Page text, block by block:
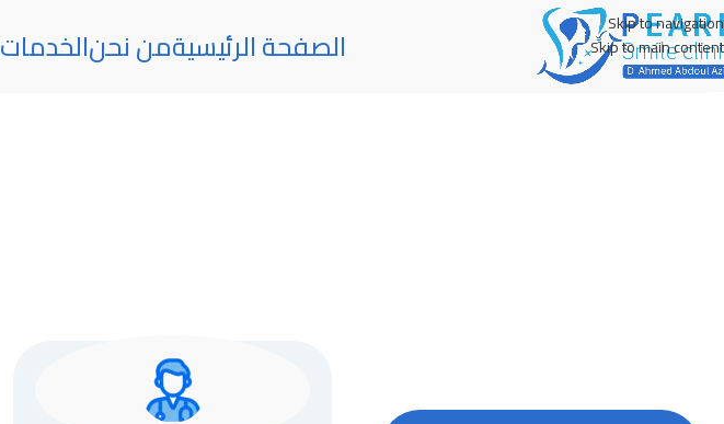
Skip to navigation
Skip to main content
الصفحة الرئيسيةمن نحنالخدمات